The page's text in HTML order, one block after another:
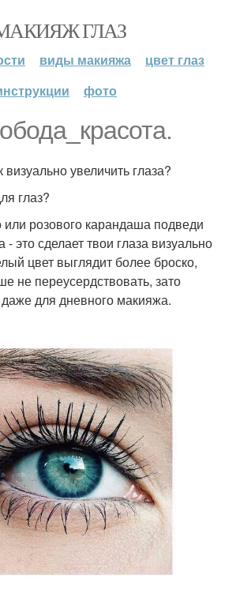
ГЛАЗ
виды макияжа
цвет глаз
фото
визуально увеличить глаза?
глаз?
розового карандаша подведи
это сделает твои глаза визуально
цвет выглядит более броско,
не переусердствовать, зато
для дневного макияжа.